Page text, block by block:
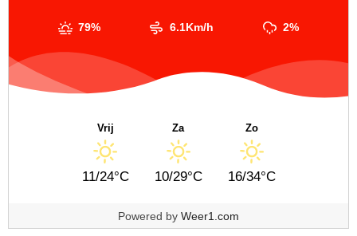
79% 6.1Km/h 2%
Vrij
11/24°C
Za
10/29°C
Zo
16/34°C
Powered by Weer1.com